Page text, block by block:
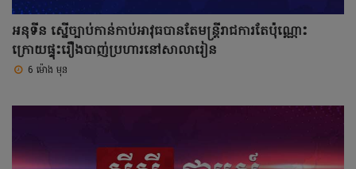
អនុទីន ស្នើច្បាប់កាន់កាប់អាវុធបានតែមន្រ្តីរាជការតែប៉ុណ្ណោះ
ក្រោយផ្ទុះរឿងបាញ់ប្រហារនៅសាលារៀន
6 ម៉ោង មុន